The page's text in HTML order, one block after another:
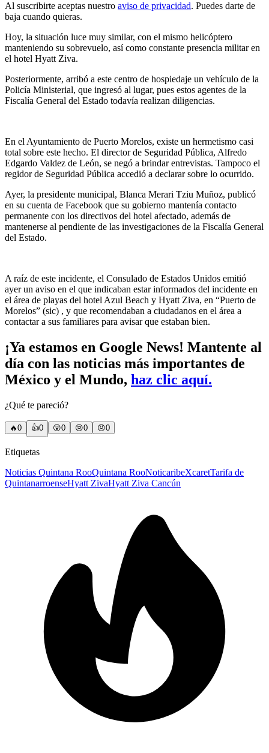
Al suscribirte aceptas nuestro aviso de privacidad. Puedes darte de
baja cuando quieras.
Hoy, la situación luce muy similar, con el mismo helicóptero
manteniendo su sobrevuelo, así como constante presencia militar en
el hotel Hyatt Ziva.
Posteriormente, arribó a este centro de hospiedaje un vehículo de la
Policía Ministerial, que ingresó al lugar, pues estos agentes de la
Fiscalía General del Estado todavía realizan diligencias.
En el Ayuntamiento de Puerto Morelos, existe un hermetismo casi
total sobre este hecho. El director de Seguridad Pública, Alfredo
Edgardo Valdez de León, se negó a brindar entrevistas. Tampoco el
regidor de Seguridad Pública accedió a declarar sobre lo ocurrido.
Ayer, la presidente municipal, Blanca Merari Tziu Muñoz, publicó
en su cuenta de Facebook que su gobierno mantenía contacto
permanente con los directivos del hotel afectado, además de
mantenerse al pendiente de las investigaciones de la Fiscalía General
del Estado.
A raíz de este incidente, el Consulado de Estados Unidos emitió
ayer un aviso en el que indicaban estar informados del incidente en
el área de playas del hotel Azul Beach y Hyatt Ziva, en “Puerto de
Morelos” (sic) , y que recomendaban a ciudadanos en el área a
contactar a sus familiares para avisar que estaban bien.
¡Ya estamos en Google News! Mantente al
día con las noticias más importantes de
México y el Mundo, haz clic aquí.
¿Qué te pareció?
🔥0 👍0 😲0 😢0 😠0
Etiquetas
Noticias Quintana RooQuintana RooNoticaribeXcaretTarifa de
QuintanarroenseHyatt ZivaHyatt Ziva Cancún